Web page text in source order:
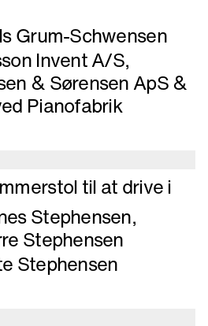
Grum-Schwensen
Invent A/S,
& Sørensen ApS&
Pianofabrik
til at drive i
Stephensen,
Stephensen
Stephensen